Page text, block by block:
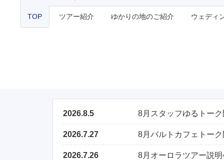
TOP ツアー紹介 ゆかりの地のご紹介 ウェディ
2026.8.5 8月スタッフゆるトー
2026.7.27 8月バルトカフェトー
2026.7.26 8月オーロラツアー説